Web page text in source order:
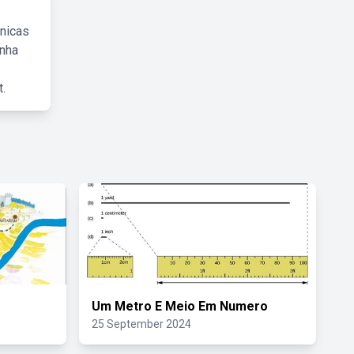
Um Metro E Meio Em Numero
25 September 2024